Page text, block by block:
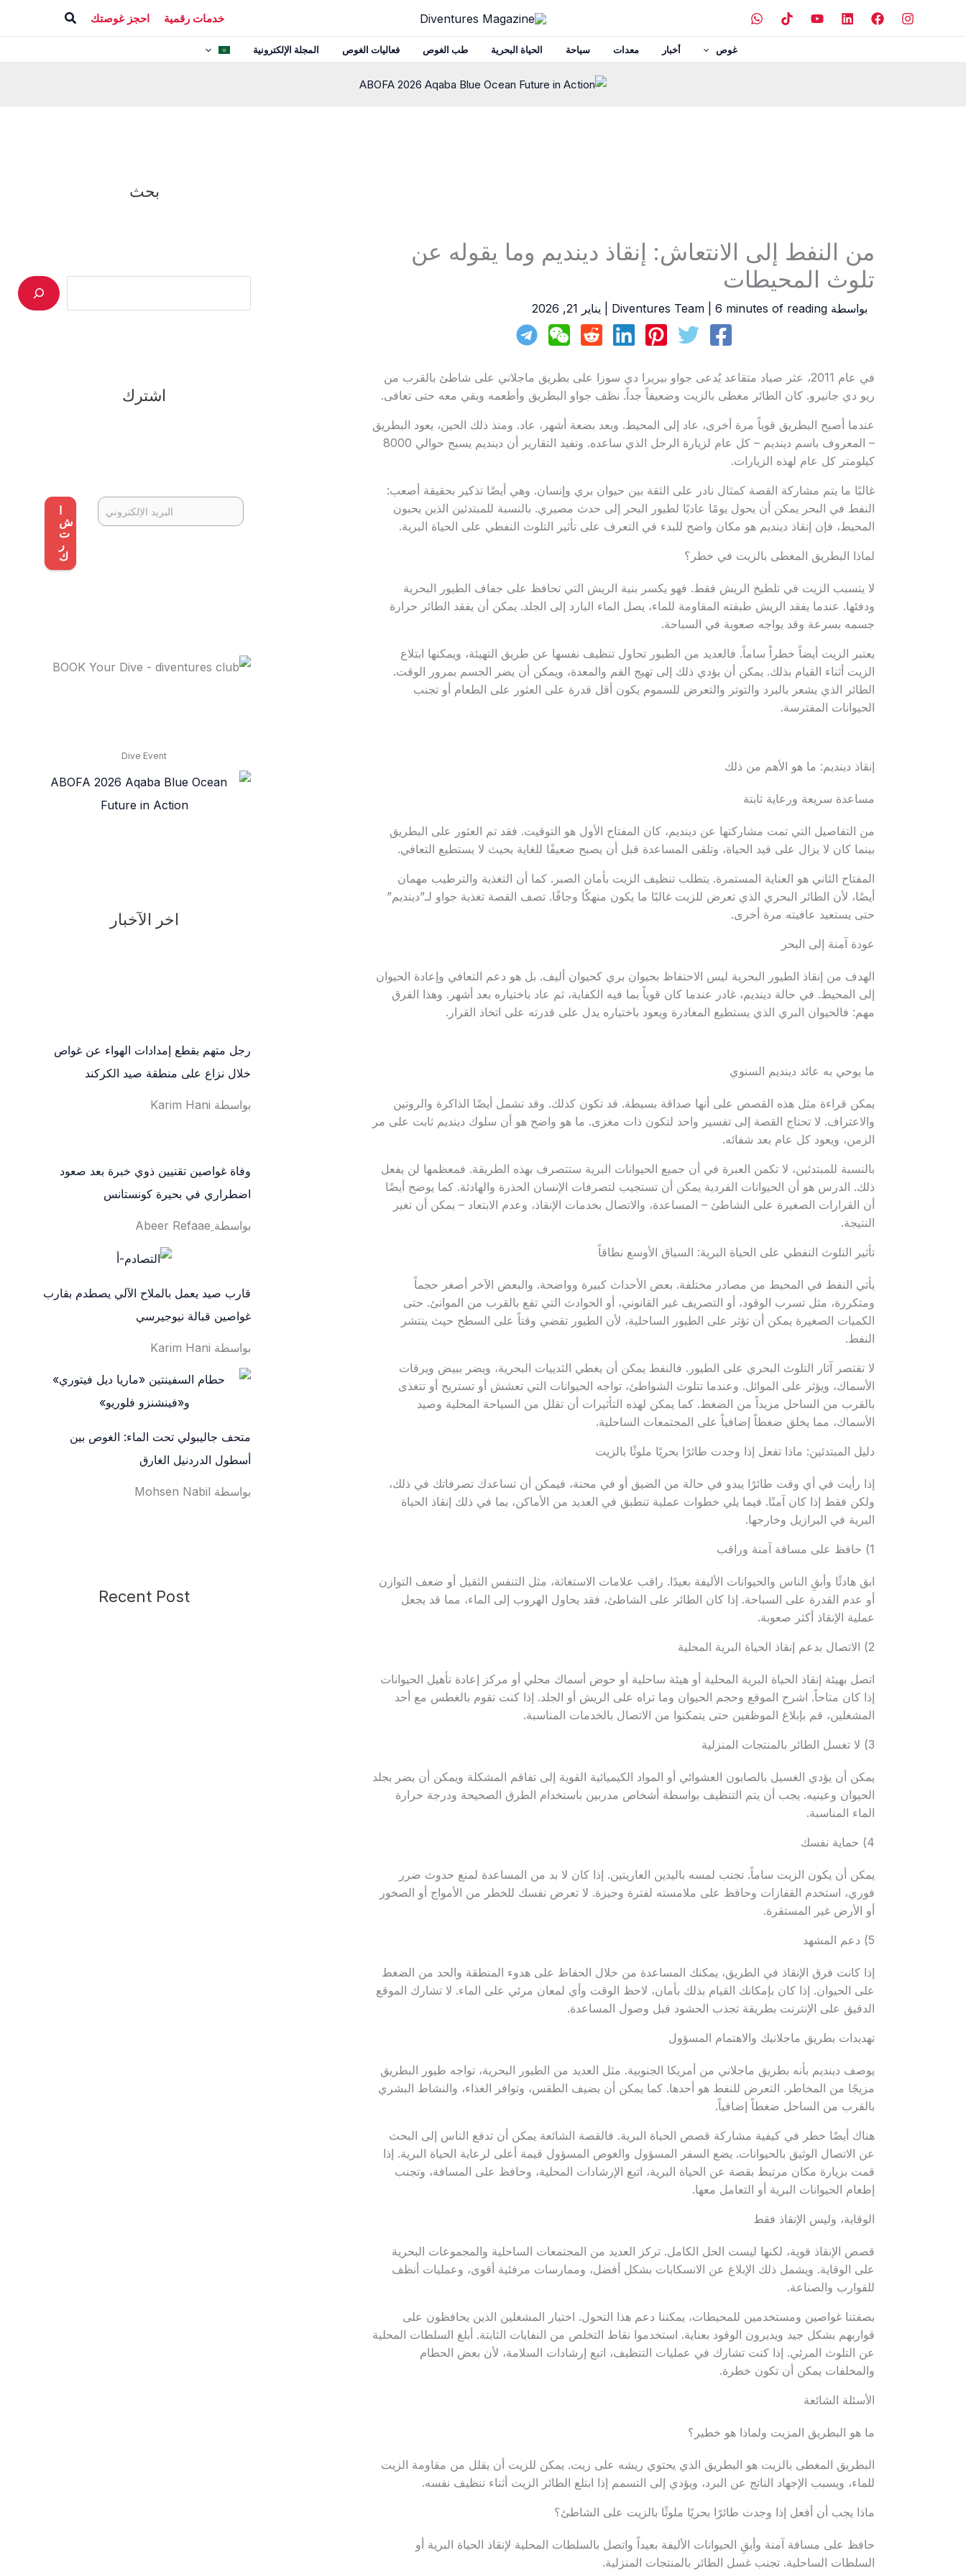
خدمات رقمية احجز غوصتك البحث
غوص أخبار معدات سياحة الحياة البحرية طب الغوص فعاليات الغوص المجلة الإلكترونية
من النفط إلى الانتعاش: إنقاذ دينديم وما يقوله عن
تلوث المحيطات
بواسطة Diventures Team |6 minutes of reading يناير 21, 2026
في عام 2011، عثر صياد متقاعد يُدعى جواو بيريرا دي سوزا على بطريق ماجلاني على شاطئ بالقرب من
ريو دي جانيرو. كان الطائر مغطى بالزيت وضعيفاً جداً. نظف جواو البطريق وأطعمه وبقي معه حتى تعافى.
عندما أصبح البطريق قوياً مرة أخرى، عاد إلى المحيط. وبعد بضعة أشهر، عاد. ومنذ ذلك الحين، يعود البطريق
– المعروف باسم دينديم – كل عام لزيارة الرجل الذي ساعده. وتفيد التقارير أن دينديم يسبح حوالي 8000
كيلومتر كل عام لهذه الزيارات.
غالبًا ما يتم مشاركة القصة كمثال نادر على الثقة بين حيوان بري وإنسان. وهي أيضًا تذكير بحقيقة أصعب:
النفط في البحر يمكن أن يحول يومًا عاديًا لطيور البحر إلى حدث مصيري. بالنسبة للمبتدئين الذين يحبون
المحيط، فإن إنقاذ دينديم هو مكان واضح للبدء في التعرف على تأثير التلوث النفطي على الحياة البرية.
لماذا البطريق المغطى بالزيت في خطر؟
لا يتسبب الزيت في تلطيخ الريش فقط. فهو يكسر بنية الريش التي تحافظ على جفاف الطيور البحرية
ودفئها. عندما يفقد الريش طبقته المقاومة للماء، يصل الماء البارد إلى الجلد. يمكن أن يفقد الطائر حرارة
جسمه بسرعة وقد يواجه صعوبة في السباحة.
يعتبر الزيت أيضاً خطراً ساماً. فالعديد من الطيور تحاول تنظيف نفسها عن طريق التهيئة، ويمكنها ابتلاع
الزيت أثناء القيام بذلك. يمكن أن يؤدي ذلك إلى تهيج الفم والمعدة، ويمكن أن يضر الجسم بمرور الوقت.
الطائر الذي يشعر بالبرد والتوتر والتعرض للسموم يكون أقل قدرة على العثور على الطعام أو تجنب
الحيوانات المفترسة.
إنقاذ دينديم: ما هو الأهم من ذلك
مساعدة سريعة ورعاية ثابتة
من التفاصيل التي تمت مشاركتها عن دينديم، كان المفتاح الأول هو التوقيت. فقد تم العثور على البطريق
بينما كان لا يزال على قيد الحياة، وتلقى المساعدة قبل أن يصبح ضعيفًا للغاية بحيث لا يستطيع التعافي.
المفتاح الثاني هو العناية المستمرة. يتطلب تنظيف الزيت بأمان الصبر. كما أن التغذية والترطيب مهمان
أيضًا، لأن الطائر البحري الذي تعرض للزيت غالبًا ما يكون منهكًا وجافًا. تصف القصة تغذية جواو لـ”دينديم”
حتى يستعيد عافيته مرة أخرى.
عودة آمنة إلى البحر
الهدف من إنقاذ الطيور البحرية ليس الاحتفاظ بحيوان بري كحيوان أليف. بل هو دعم التعافي وإعادة الحيوان
إلى المحيط. في حالة دينديم، غادر عندما كان قوياً بما فيه الكفاية، ثم عاد باختياره بعد أشهر. وهذا الفرق
مهم: فالحيوان البري الذي يستطيع المغادرة ويعود باختياره يدل على قدرته على اتخاذ القرار.
ما يوحي به عائد دينديم السنوي
يمكن قراءة مثل هذه القصص على أنها صداقة بسيطة. قد تكون كذلك. وقد تشمل أيضًا الذاكرة والروتين
والاعتراف. لا تحتاج القصة إلى تفسير واحد لتكون ذات مغزى. ما هو واضح هو أن سلوك دينديم ثابت على مر
الزمن، ويعود كل عام بعد شفائه.
بالنسبة للمبتدئين، لا تكمن العبرة في أن جميع الحيوانات البرية ستتصرف بهذه الطريقة. فمعظمها لن يفعل
ذلك. الدرس هو أن الحيوانات الفردية يمكن أن تستجيب لتصرفات الإنسان الحذرة والهادئة. كما يوضح أيضًا
أن القرارات الصغيرة على الشاطئ – المساعدة، والاتصال بخدمات الإنقاذ، وعدم الابتعاد – يمكن أن تغير
النتيجة.
تأثير التلوث النفطي على الحياة البرية: السياق الأوسع نطاقاً
يأتي النفط في المحيط من مصادر مختلفة. بعض الأحداث كبيرة وواضحة. والبعض الآخر أصغر حجماً
ومتكررة، مثل تسرب الوقود، أو التصريف غير القانوني، أو الحوادث التي تقع بالقرب من الموانئ. حتى
الكميات الصغيرة يمكن أن تؤثر على الطيور الساحلية، لأن الطيور تقضي وقتاً على السطح حيث ينتشر
النفط.
لا تقتصر آثار التلوث البحري على الطيور. فالنفط يمكن أن يغطي الثدييات البحرية، ويضر ببيض ويرقات
الأسماك، ويؤثر على الموائل. وعندما تتلوث الشواطئ، تواجه الحيوانات التي تعشش أو تستريح أو تتغذى
بالقرب من الساحل مزيداً من الضغط. كما يمكن لهذه التأثيرات أن تقلل من السياحة المحلية وصيد
الأسماك، مما يخلق ضغطاً إضافياً على المجتمعات الساحلية.
دليل المبتدئين: ماذا تفعل إذا وجدت طائرًا بحريًا ملوثًا بالزيت
إذا رأيت في أي وقت طائرًا يبدو في حالة من الضيق أو في محنة، فيمكن أن تساعدك تصرفاتك في ذلك،
ولكن فقط إذا كان آمنًا. فيما يلي خطوات عملية تنطبق في العديد من الأماكن، بما في ذلك إنقاذ الحياة
البرية في البرازيل وخارجها.
1) حافظ على مسافة آمنة وراقب
ابق هادئًا وأبقِ الناس والحيوانات الأليفة بعيدًا. راقب علامات الاستغاثة، مثل التنفس الثقيل أو ضعف التوازن
أو عدم القدرة على السباحة. إذا كان الطائر على الشاطئ، فقد يحاول الهروب إلى الماء، مما قد يجعل
عملية الإنقاذ أكثر صعوبة.
2) الاتصال بدعم إنقاذ الحياة البرية المحلية
اتصل بهيئة إنقاذ الحياة البرية المحلية أو هيئة ساحلية أو حوض أسماك محلي أو مركز إعادة تأهيل الحيوانات
إذا كان متاحاً. اشرح الموقع وحجم الحيوان وما تراه على الريش أو الجلد. إذا كنت تقوم بالغطس مع أحد
المشغلين، قم بإبلاغ الموظفين حتى يتمكنوا من الاتصال بالخدمات المناسبة.
3) لا تغسل الطائر بالمنتجات المنزلية
يمكن أن يؤدي الغسيل بالصابون العشوائي أو المواد الكيميائية القوية إلى تفاقم المشكلة ويمكن أن يضر بجلد
الحيوان وعينيه. يجب أن يتم التنظيف بواسطة أشخاص مدربين باستخدام الطرق الصحيحة ودرجة حرارة
الماء المناسبة.
4) حماية نفسك
يمكن أن يكون الزيت ساماً. تجنب لمسه باليدين العاريتين. إذا كان لا بد من المساعدة لمنع حدوث ضرر
فوري، استخدم القفازات وحافظ على ملامسته لفترة وجيزة. لا تعرض نفسك للخطر من الأمواج أو الصخور
أو الأرض غير المستقرة.
5) دعم المشهد
إذا كانت فرق الإنقاذ في الطريق، يمكنك المساعدة من خلال الحفاظ على هدوء المنطقة والحد من الضغط
على الحيوان. إذا كان بإمكانك القيام بذلك بأمان، لاحظ الوقت وأي لمعان مرئي على الماء. لا تشارك الموقع
الدقيق على الإنترنت بطريقة تجذب الحشود قبل وصول المساعدة.
تهديدات بطريق ماجلانيك والاهتمام المسؤول
يوصف دينديم بأنه بطريق ماجلاني من أمريكا الجنوبية. مثل العديد من الطيور البحرية، تواجه طيور البطريق
مزيجًا من المخاطر. التعرض للنفط هو أحدها. كما يمكن أن يضيف الطقس، وتوافر الغذاء، والنشاط البشري
بالقرب من الساحل ضغطاً إضافياً.
هناك أيضًا خطر في كيفية مشاركة قصص الحياة البرية. فالقصة الشائعة يمكن أن تدفع الناس إلى البحث
عن الاتصال الوثيق بالحيوانات. يضع السفر المسؤول والغوص المسؤول قيمة أعلى لرعاية الحياة البرية. إذا
قمت بزيارة مكان مرتبط بقصة عن الحياة البرية، اتبع الإرشادات المحلية، وحافظ على المسافة، وتجنب
إطعام الحيوانات البرية أو التعامل معها.
الوقاية، وليس الإنقاذ فقط
قصص الإنقاذ قوية، لكنها ليست الحل الكامل. تركز العديد من المجتمعات الساحلية والمجموعات البحرية
على الوقاية. ويشمل ذلك الإبلاغ عن الانسكابات بشكل أفضل، وممارسات مرفئية أقوى، وعمليات أنظف
للقوارب والصناعة.
بصفتنا غواصين ومستخدمين للمحيطات، يمكننا دعم هذا التحول. اختيار المشغلين الذين يحافظون على
قواربهم بشكل جيد ويديرون الوقود بعناية. استخدموا نقاط التخلص من النفايات الثابتة. أبلغ السلطات المحلية
عن التلوث المرئي. إذا كنت تشارك في عمليات التنظيف، اتبع إرشادات السلامة، لأن بعض الحطام
والمخلفات يمكن أن تكون خطرة.
الأسئلة الشائعة
ما هو البطريق المزيت ولماذا هو خطير؟
البطريق المغطى بالزيت هو البطريق الذي يحتوي ريشه على زيت. يمكن للزيت أن يقلل من مقاومة الزيت
للماء، ويسبب الإجهاد الناتج عن البرد، ويؤدي إلى التسمم إذا ابتلع الطائر الزيت أثناء تنظيف نفسه.
ماذا يجب أن أفعل إذا وجدت طائرًا بحريًا ملوثًا بالزيت على الشاطئ؟
حافظ على مسافة آمنة وأبقِ الحيوانات الأليفة بعيداً واتصل بالسلطات المحلية لإنقاذ الحياة البرية أو
السلطات الساحلية. تجنب غسل الطائر بالمنتجات المنزلية.
بحث
اشترك
ا
ش
ت
ر
ك
Dive Event
اخر الآخبار
رجل متهم بقطع إمدادات الهواء عن غواص
خلال نزاع على منطقة صيد الكركند
بواسطة Karim Hani
وفاة غواصين تقنيين ذوي خبرة بعد صعود
اضطراري في بحيرة كونستانس
بواسطة ِAbeer Refaae
قارب صيد يعمل بالملاح الآلي يصطدم بقارب
غواصين قبالة نيوجيرسي
بواسطة Karim Hani
متحف جاليبولي تحت الماء: الغوص بين
أسطول الدردنيل الغارق
بواسطة Mohsen Nabil
Recent Post